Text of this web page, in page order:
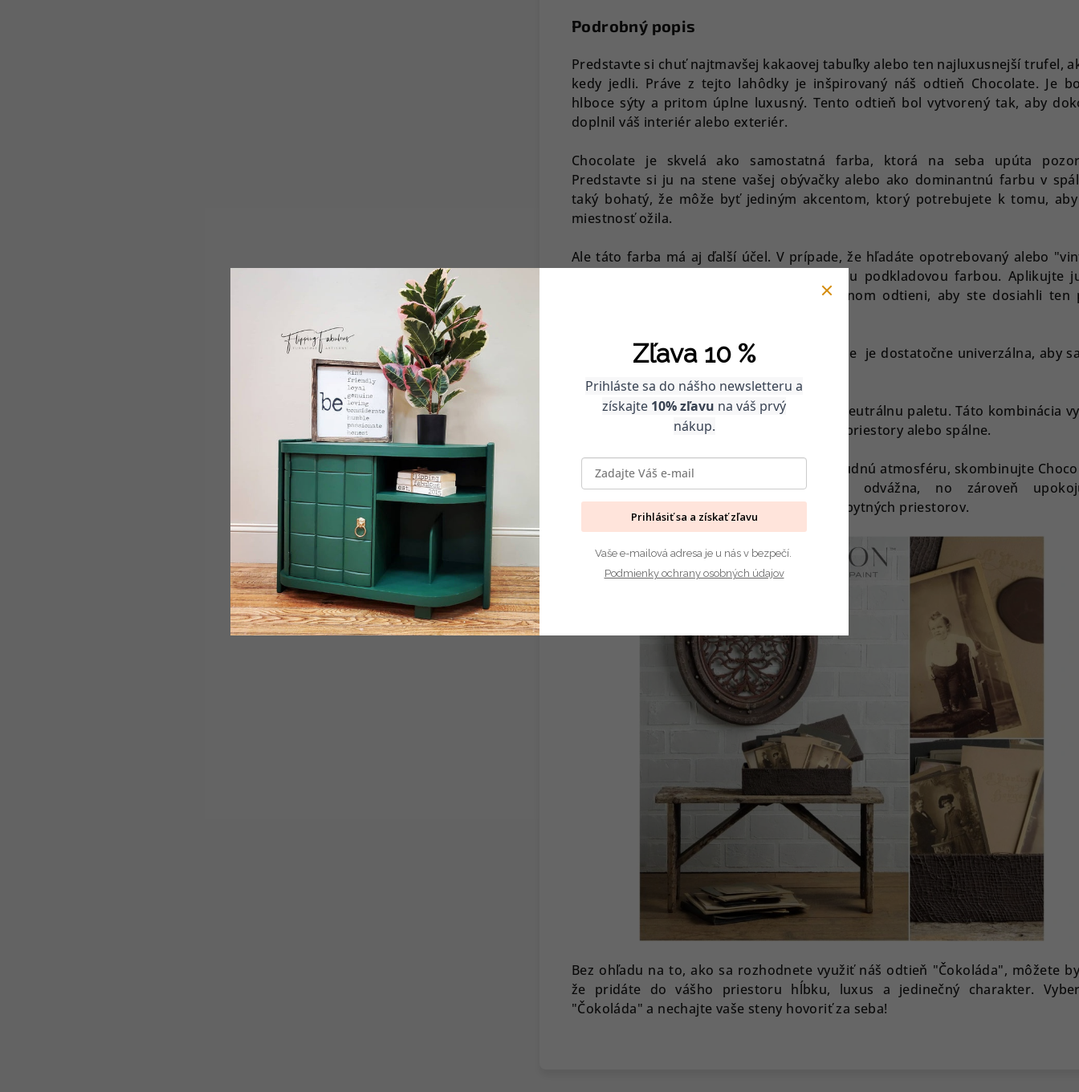
Podrobný popis
Predstavte si chuť najtmavšej kakaovej tabuľky alebo ten najluxusnejší trufel,
kedy jedli. Práve z tejto lahôdky je inšpirovaný náš odtieň Chocolate. Je
hlboce sýty a pritom úplne luxusný. Tento odtieň bol vytvorený tak, aby
doplnil váš interiér alebo exteriér.
Chocolate je skvelá ako samostatná farba, ktorá na seba upúta
Predstavte si ju na stene vašej obývačky alebo ako dominantnú farbu v
taký bohatý, že môže byť jediným akcentom, ktorý potrebujete k tomu,
miestnosť ožila.
Ale táto farba má aj ďalší účel. V prípade, že hľadáte opotrebovaný alebo
vzhľad, Chocolate môže byť tou najlepšou podkladovou farbou. Aplikujte
základ a potom pridajte vrchný náter v inom odtieni, aby ste dosiahli ten
A čo kombinácie s inými farbami? Chocolate je dostatočne univerzálna, aby
Spojte ju s farbouBedfordpre elegantnú neutrálnu paletu. Táto kombinácia
pocit pokoja a klidu, ideálna pre relaxačné priestory alebo spálne.
Ak sa chcete odvážiť a zároveň zachovať kľudnú atmosféru, skombinujte
odtieňom "Champness". Výsledkom je odvážna, no zároveň
kombinácia, ktorá sa hodí do moderných obytných priestorov.
Bez ohľadu na to, ako sa rozhodnete využiť náš odtieň "Čokoláda", môžete
že pridáte do vášho priestoru hĺbku, luxus a jedinečný charakter.
"Čokoláda" a nechajte vaše steny hovoriť za seba!
Zľava 10 %
Prihláste sa do nášho newsletteru a
získajte 10% zľavu na váš prvý
nákup.
Prihlásiť sa a získať zľavu
Vaše e-mailová adresa je u nás v bezpečí.
Podmienky ochrany osobných údajov